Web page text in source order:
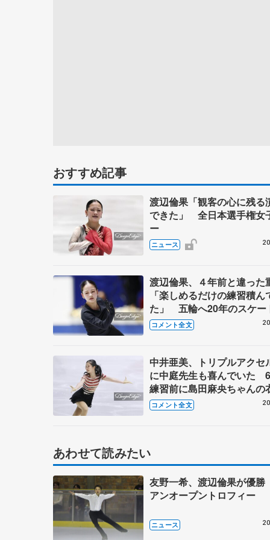
おすすめ記事
渡辺倫果「観客の心に残る
できた」 全日本選手権女
ー
ニュース
渡辺倫果、４年前と違った
「楽しめるだけの練習積ん
た」 五輪へ20年のスケー
懸ける覚悟【全日本フィギ
日練習】
コメント全文
中井亜美、トリプルアクセ
に中庭先生も喜んでいた
練習前に島田麻央ちゃんの
締めてあげました【全日本
ュア女子SP】
コメント全文
あわせて読みたい
友野一希、渡辺倫果が優
アンオープントロフィー
ニュース